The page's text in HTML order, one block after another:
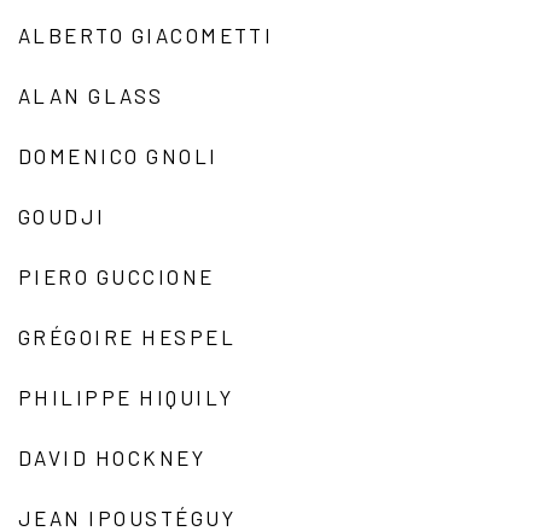
ALBERTO GIACOMETTI
ALAN GLASS
DOMENICO GNOLI
GOUDJI
PIERO GUCCIONE
GRÉGOIRE HESPEL
PHILIPPE HIQUILY
DAVID HOCKNEY
JEAN IPOUSTÉGUY